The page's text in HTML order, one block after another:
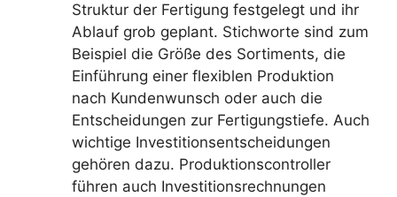
Struktur der Fertigung festgelegt und ihr
Ablauf grob geplant. Stichworte sind zum
Beispiel die Größe des Sortiments, die
Einführung einer flexiblen Produktion
nach Kundenwunsch oder auch die
Entscheidungen zur Fertigungstiefe. Auch
wichtige Investitionsentscheidungen
gehören dazu. Produktionscontroller
führen auch Investitionsrechnungen